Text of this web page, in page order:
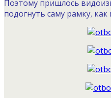
Поэтому пришлось
подогнуть саму рамку, как